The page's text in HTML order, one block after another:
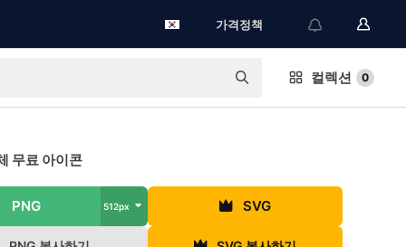
가격정책
컬렉션 0
무료 아이콘
PNG 512px SVG